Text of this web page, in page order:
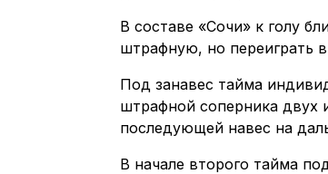
В составе «Сочи» к голу
штрафную, но переиграть
Под занавес тайма
штрафной соперника двух
последующей навес на
В начале второго тайма